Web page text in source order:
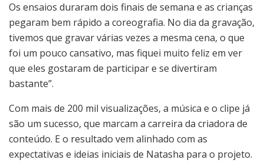
Os ensaios duraram dois finais de semana e as crianças
pegaram bem rápido a coreografia. No dia da gravação,
tivemos que gravar várias vezes a mesma cena, o que
foi um pouco cansativo, mas fiquei muito feliz em ver
que eles gostaram de participar e se divertiram
bastante”.
Com mais de 200 mil visualizações, a música e o clipe já
são um sucesso, que marcam a carreira da criadora de
conteúdo. E o resultado vem alinhado com as
expectativas e ideias iniciais de Natasha para o projeto.